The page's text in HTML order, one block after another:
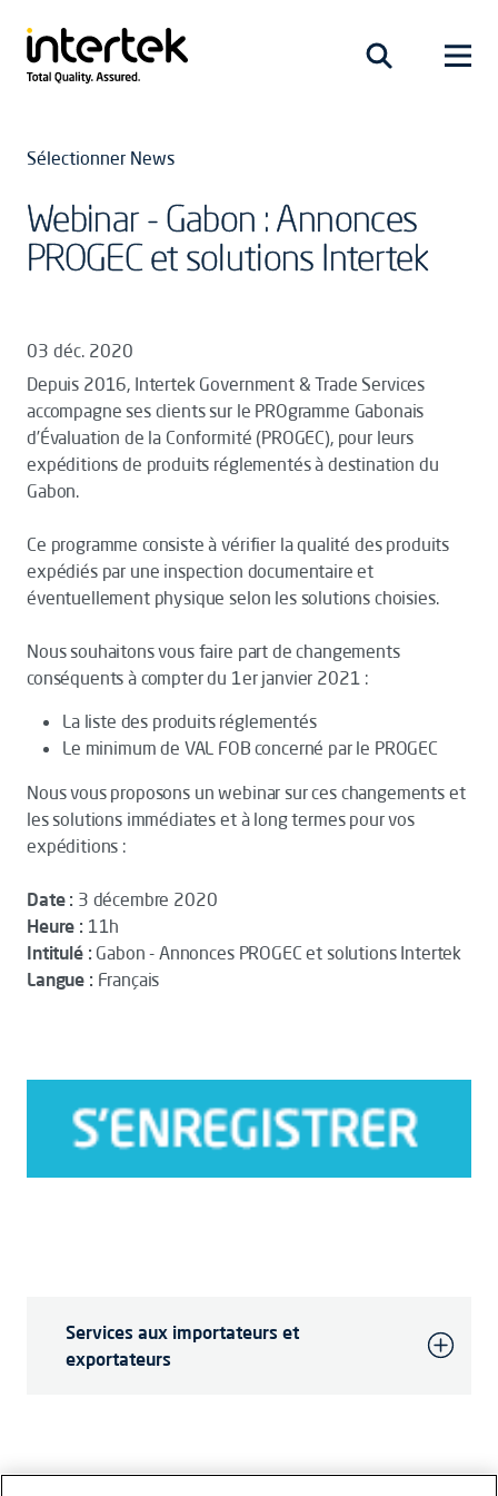
Sélectionner News
Webinar - Gabon : Annonces
PROGEC et solutions Intertek
03 déc. 2020
Depuis 2016, Intertek Government & Trade Services
accompagne ses clients sur le PROgramme Gabonais
d’Évaluation de la Conformité (PROGEC), pour leurs
expéditions de produits réglementés à destination du
Gabon.
Ce programme consiste à vérifier la qualité des produits
expédiés par une inspection documentaire et
éventuellement physique selon les solutions choisies.
Nous souhaitons vous faire part de changements
conséquents à compter du 1er janvier 2021 :
La liste des produits réglementés
Le minimum de VAL FOB concerné par le PROGEC
Nous vous proposons un webinar sur ces changements et
les solutions immédiates et à long termes pour vos
expéditions :
Date : 3 décembre 2020
Heure : 11h
Intitulé : Gabon - Annonces PROGEC et solutions Intertek
Langue : Français
Services aux importateurs et
exportateurs